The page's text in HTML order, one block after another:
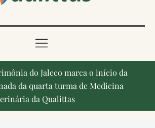
do Jaleco marca o início da
da quarta turma de Medicina
da Qualittas